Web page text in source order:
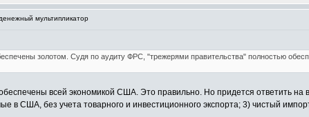
мультипликатор
золотом. Судя по аудиту ФРС, "трежерями правительства" полностью
всей экономикой США. Это правильно. Но придется ответить на
в США, без учета товарного и инвестиционного экспорта; 3) чистый